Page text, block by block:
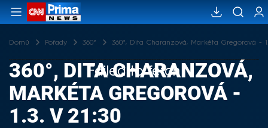
Domů Pořady 360° 360°, Dita Charanzová, Markéta Gregorová -
Failed to fetch
360°, DITA CHARANZOVÁ,
MARKÉTA GREGOROVÁ -
1.3. V 21:30